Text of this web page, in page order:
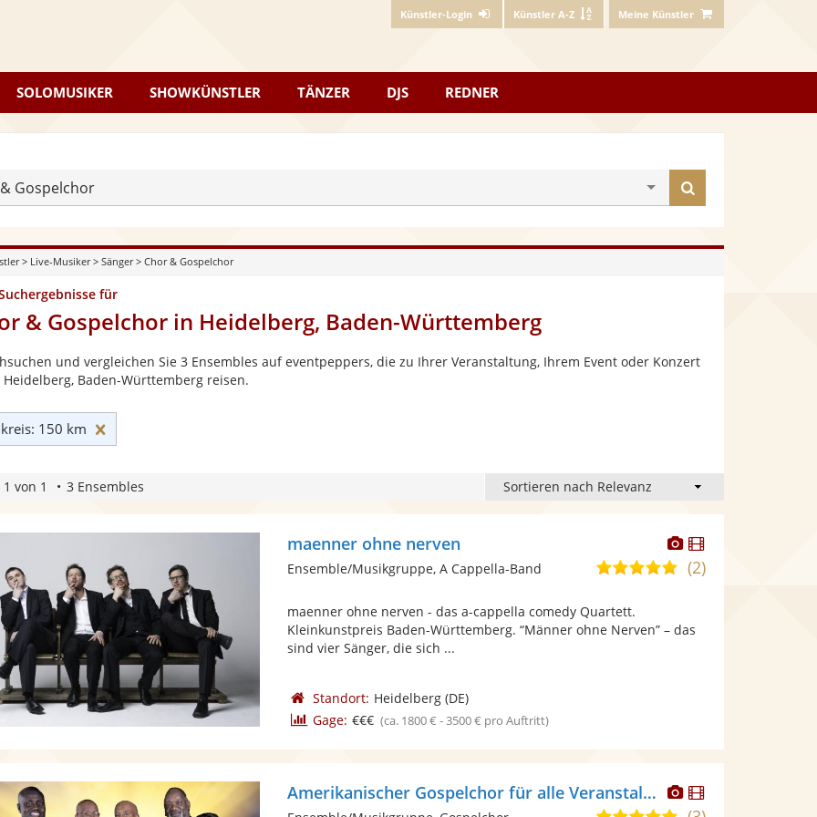
Künstler-Login Künstler A-Z Meine Künstler
SOLOMUSIKER SHOWKÜNSTLER TÄNZER DJS REDNER
Gospelchor
finden
> Live-Musiker> Sänger> Chor & Gospelchor
für
& Gospelchor in Heidelberg, Baden-Württemberg
und vergleichen Sie 3 Ensembles auf eventpeppers, die zu Ihrer Veranstaltung, Ihrem Event oder Konzert
Baden-Württemberg reisen.
150 km
von 1 3 Ensembles
Dieser
Künstler
stellt
Dieser
Künstler
maenner ohne nerven
5,0
Sternen
(2)
Ensemble/Musikgruppe, A Cappella-Band
maenner ohne nerven - das a-cappella comedy Quartett.
Kleinkunstpreis Baden-Württemberg. “Männer ohne Nerven” – das
sind vier Sänger, die sich ...
Standort: Heidelberg(DE)
Gage: €€€ (ca. 1800 € - 3500 € pro Auftritt)
Dieser
Künstler
Dieser
Künstler
Amerikanischer Gospelchor für alle Veranstaltungen